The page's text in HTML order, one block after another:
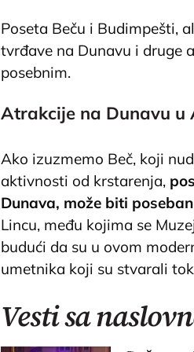
Poseta Beču i Budimpešti,
tvrđave na Dunavu i druge
posebnim.
Atrakcije na Dunavu u
Ako izuzmemo Beč, koji
aktivnosti od krstarenja,
Dunava, može biti
Lincu, među kojima se
budući da su u ovom
umetnika koji su stvarali
Vesti sa